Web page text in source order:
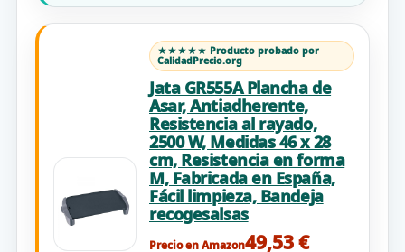
★★★★★ Producto probado por
CalidadPrecio.org
Jata GR555A Plancha de
Asar, Antiadherente,
Resistencia al rayado,
2500 W, Medidas 46 x 28
cm, Resistencia en forma
M, Fabricada en España,
Fácil limpieza, Bandeja
recogesalsas
Precio en Amazon49,53 €